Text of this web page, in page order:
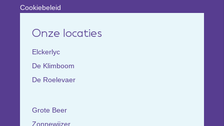
Cookiebeleid
Onze locaties
Elckerlyc
De Klimboom
De Roelevaer
Grote Beer
Zonnewijzer